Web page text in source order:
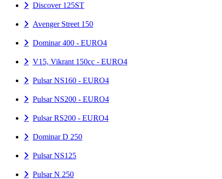
Discover 125ST
Avenger Street 150
Dominar 400 - EURO4
V15, Vikrant 150cc - EURO4
Pulsar NS160 - EURO4
Pulsar NS200 - EURO4
Pulsar RS200 - EURO4
Dominar D 250
Pulsar NS125
Pulsar N 250